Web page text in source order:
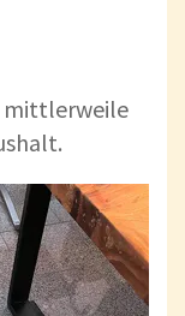
mittlerweile